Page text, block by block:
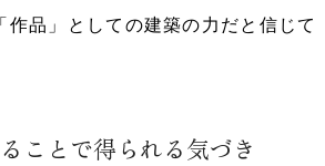
作品」としての建築の力だと信じて
ことで得られる気づき